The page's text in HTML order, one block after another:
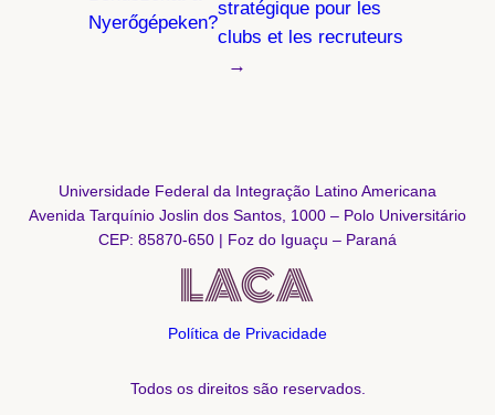
Nyerőgépeken?
stratégique pour les
clubs et les recruteurs
→
Universidade Federal da Integração Latino Americana
Avenida Tarquínio Joslin dos Santos, 1000 – Polo Universitário
CEP: 85870-650 | Foz do Iguaçu – Paraná
Política de Privacidade
Todos os direitos são reservados.